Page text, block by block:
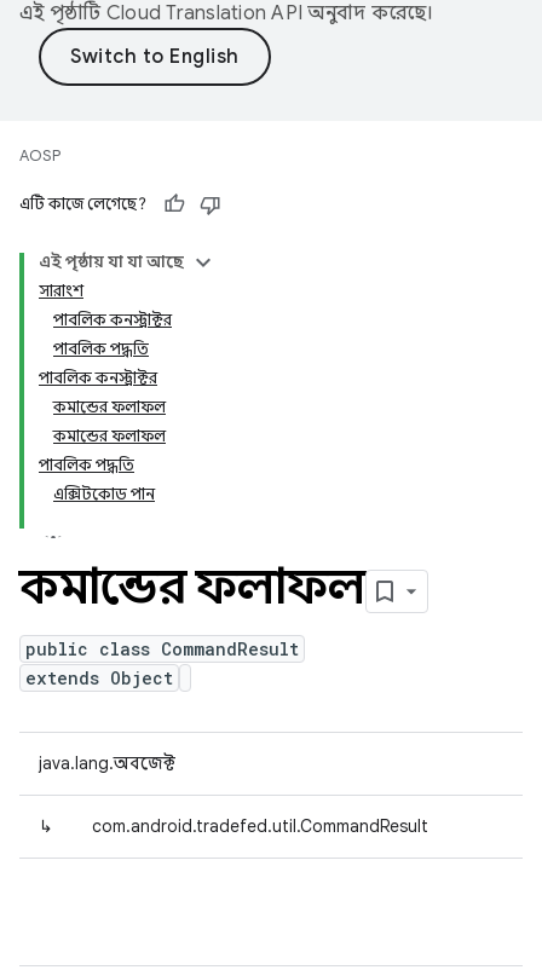
এই পৃষ্ঠাটি Cloud Translation API অনুবাদ করেছে।
AOSP
এটি কাজে লেগেছে?
এই পৃষ্ঠায় যা যা আছে
সারাংশ
পাবলিক কনস্ট্রাক্টর
পাবলিক পদ্ধতি
পাবলিক কনস্ট্রাক্টর
কমান্ডের ফলাফল
কমান্ডের ফলাফল
পাবলিক পদ্ধতি
এক্সিটকোড পান
কমান্ডের ফলাফল
public class CommandResult
extends Object
java.lang.অবজেক্ট
↳ com.android.tradefed.util.CommandResult